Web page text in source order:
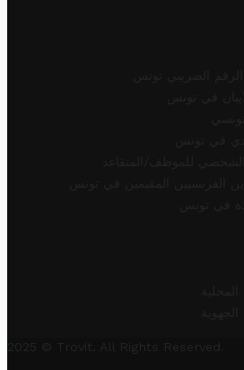
الضريبي تونس
في تونس
في تونس
للموظف/المتقاعد
الفرنسيين المقيمين في تونس
في تونس
2025 © Trovit. All Rights Reserved.